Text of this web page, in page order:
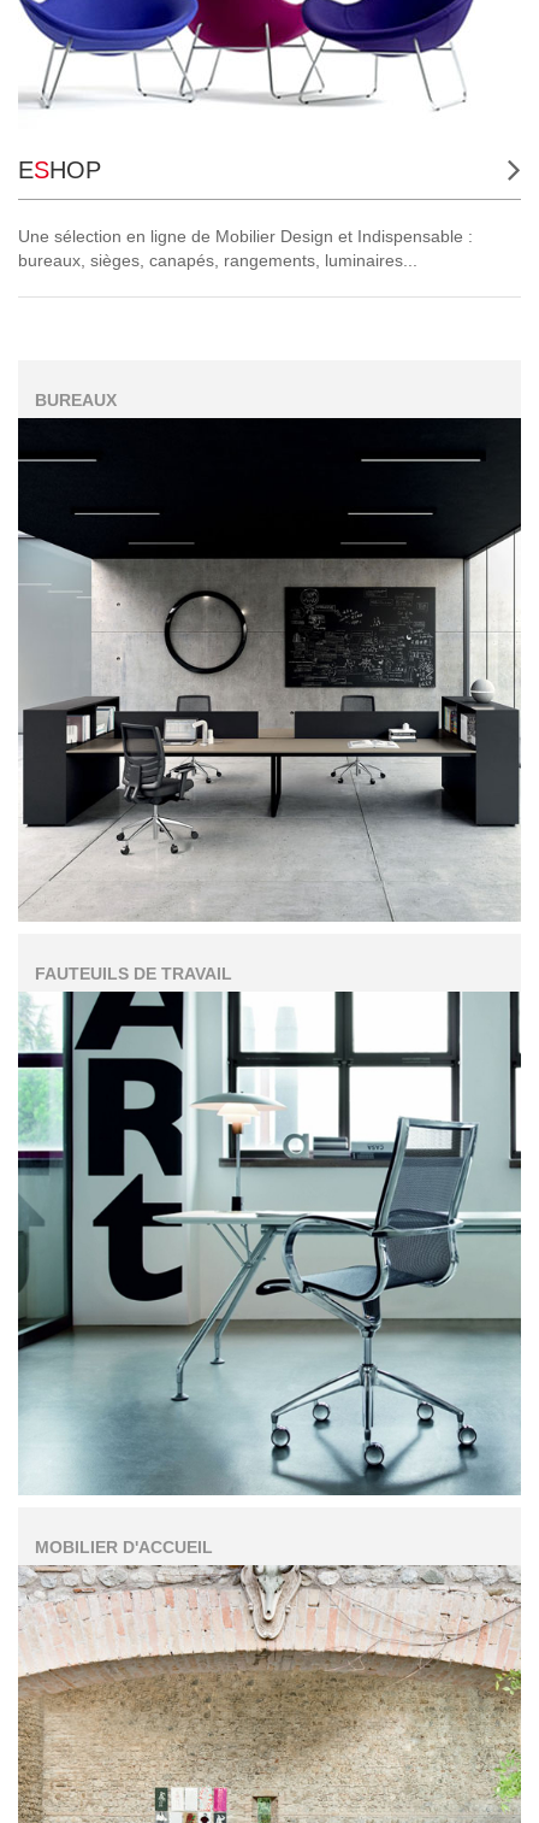
ESHOP
Une sélection en ligne de Mobilier Design et Indispensable :
bureaux, sièges, canapés, rangements, luminaires...
BUREAUX
FAUTEUILS DE TRAVAIL
MOBILIER D'ACCUEIL